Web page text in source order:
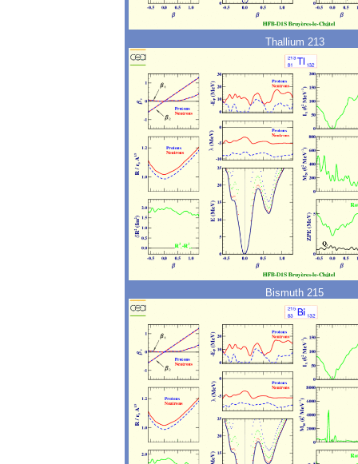
Thallium 213
Bismuth 215